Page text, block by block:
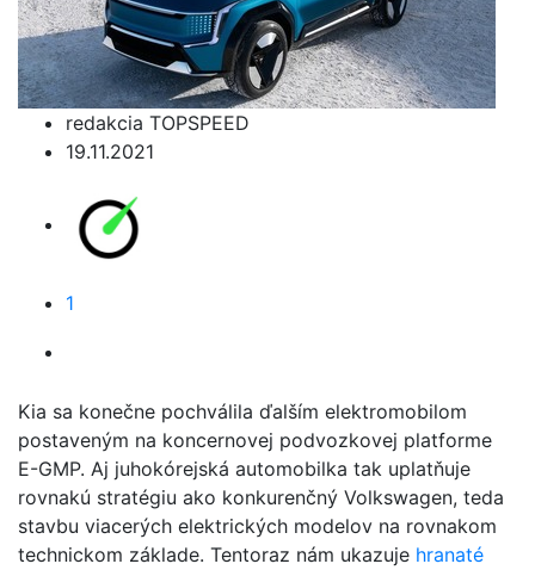
redakcia TOPSPEED
19.11.2021
1
Kia sa konečne pochválila ďalším elektromobilom
postaveným na koncernovej podvozkovej platforme
E-GMP. Aj juhokórejská automobilka tak uplatňuje
rovnakú stratégiu ako konkurenčný Volkswagen, teda
stavbu viacerých elektrických modelov na rovnakom
technickom základe. Tentoraz nám ukazuje hranaté